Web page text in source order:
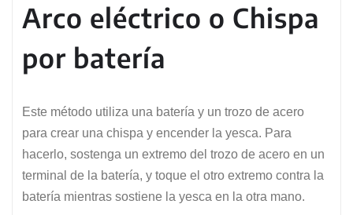
Arco eléctrico o Chispa
por batería
Este método utiliza una batería y un trozo de acero
para crear una chispa y encender la yesca. Para
hacerlo, sostenga un extremo del trozo de acero en un
terminal de la batería, y toque el otro extremo contra la
batería mientras sostiene la yesca en la otra mano.